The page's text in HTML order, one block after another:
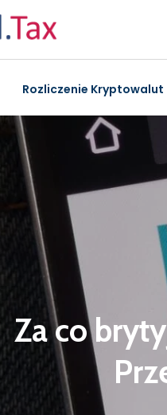
Rozliczenie Kryptowalut
Za co